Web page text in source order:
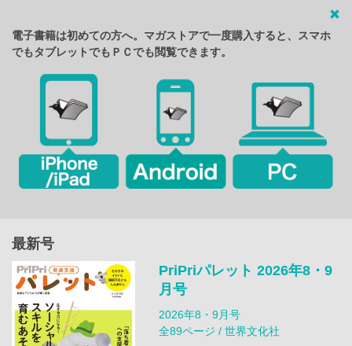
電子書籍は初めての方へ。マガストアで一度購入すると、スマホ
でもタブレットでもＰＣでも閲覧できます。
最新号
PriPriパレット 2026年8・9
月号
2026年8・9月号
全89ページ / 世界文化社